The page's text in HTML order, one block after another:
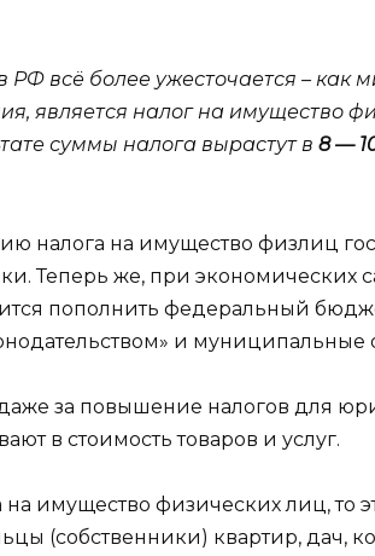
РФ всё более ужесточается – как
является налог на имущество
суммы налога вырастут в 8 —
налога на имущество физлиц
Теперь же, при экономических
пополнить федеральный
и муниципальные
за повышение налогов для
в стоимость товаров и услуг.
на имущество физических лиц, то
(собственники) квартир, дач,